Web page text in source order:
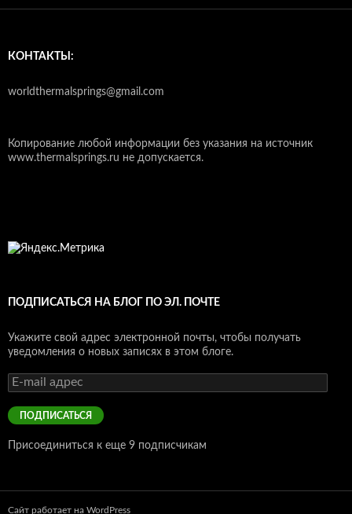
КОНТАКТЫ:
worldthermalsprings@gmail.com
Копирование любой информации без указания на источник
www.thermalsprings.ru не допускается.
ПОДПИСАТЬСЯ НА БЛОГ ПО ЭЛ. ПОЧТЕ
Укажите свой адрес электронной почты, чтобы получать
уведомления о новых записях в этом блоге.
E-
mail
адрес
ПОДПИСАТЬСЯ
Присоединиться к еще 9 подписчикам
Сайт работает на WordPress